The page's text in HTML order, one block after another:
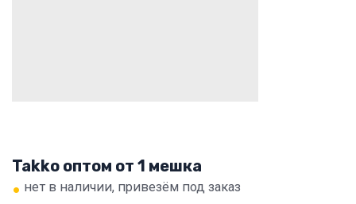
Takko оптом от 1 мешка
• нет в наличии, привезём под заказ